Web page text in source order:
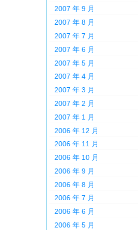
2007 年 9 月
2007 年 8 月
2007 年 7 月
2007 年 6 月
2007 年 5 月
2007 年 4 月
2007 年 3 月
2007 年 2 月
2007 年 1 月
2006 年 12 月
2006 年 11 月
2006 年 10 月
2006 年 9 月
2006 年 8 月
2006 年 7 月
2006 年 6 月
2006 年 5 月